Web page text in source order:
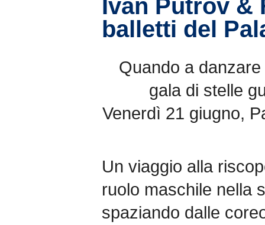
Ivan Putrov &
balletti del
Quando a
gala di stelle
Venerdì 21 giugno,
Un viaggio alla
ruolo maschile nella
spaziando dalle